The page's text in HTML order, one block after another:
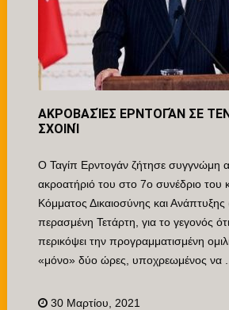
ΑΚΡΟΒΑΣΊΕΣ ΕΡΝΤΟΓΆΝ ΣΕ
ΣΧΟΙΝΊ
Ο Ταγίπ Ερντογάν ζήτησε συγγνώμη
ακροατήριό του στο 7ο συνέδριο του
Κόμματος Δικαιοσύνης και
περασμένη Τετάρτη, για το γεγονός
περικόψει την προγραμματισμένη
«μόνο» δύο ώρες, υποχρεωμένος να ...
30 Μαρτίου, 2021